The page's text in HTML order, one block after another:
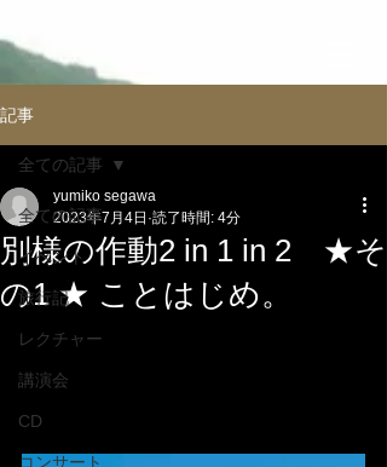
記事
全ての記事
イべント
旅行記
レクチャー
講演会
CD
コンサート
全ての記事
別様の作動2 in 1 in 2 ★そ
の1 ★ ことはじめ。
yumiko segawa
2023年7月4日 読了時間: 4分